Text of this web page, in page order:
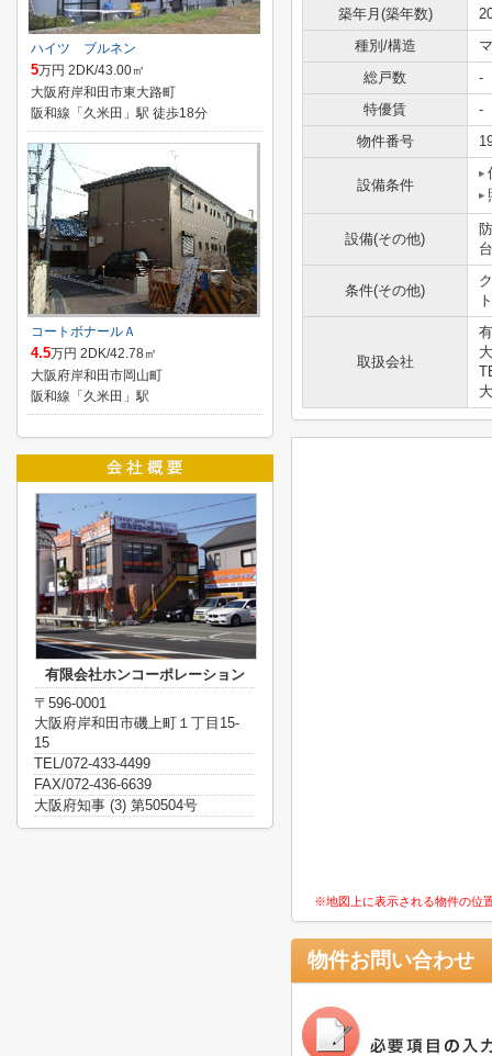
築年月(築年数)
種別/構造
総戸数
-
特優賃
-
物件番号
設備条件
設備(その他)
条件(その他)
取扱会社
※地図上に表示される物件の位
物件お問い合わせ
ハイツ ブルネン
5万円 2DK/43.00㎡
大阪府岸和田市東大路町
阪和線「久米田」駅 徒歩18分
コートボナールＡ
4.5万円 2DK/42.78㎡
大阪府岸和田市岡山町
阪和線「久米田」駅
有限会社ホンコーポレーション
〒596-0001
大阪府岸和田市磯上町１丁目15-
15
TEL/072-433-4499
FAX/072-436-6639
大阪府知事 (3) 第50504号